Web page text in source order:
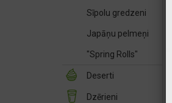
Sīpolu gredzeni
Japāņu pelmeņi
"Spring Rolls"
Deserti
Dzērieni